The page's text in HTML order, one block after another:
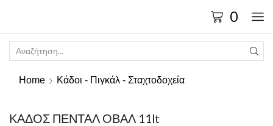
0
Home Κάδοι - Πιγκάλ - Σταχτοδοχεία
ΚΑΔΟΣ ΠΕΝΤΑΛ ΟΒΑΛ 11lt